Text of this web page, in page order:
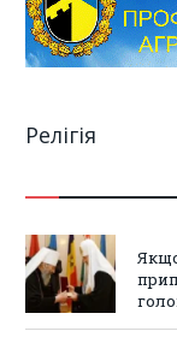
Релігія